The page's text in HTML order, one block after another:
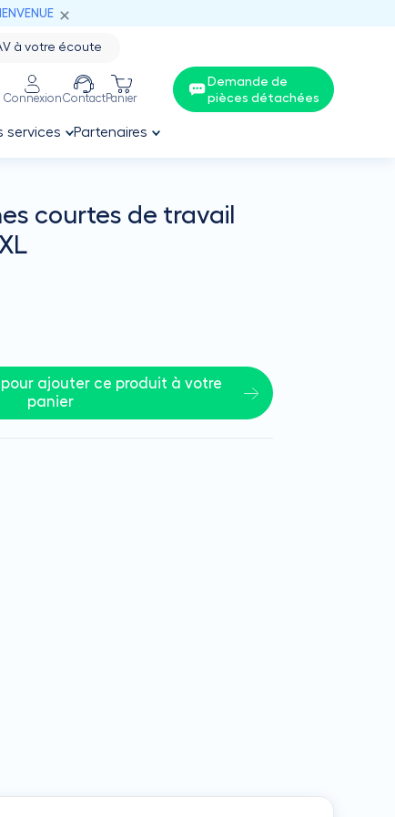
à votre écoute
ConnexionContactPanier
Demande de
pièces détachées
services Partenaires
courtes de travail
ajouter ce produit à votre
panier